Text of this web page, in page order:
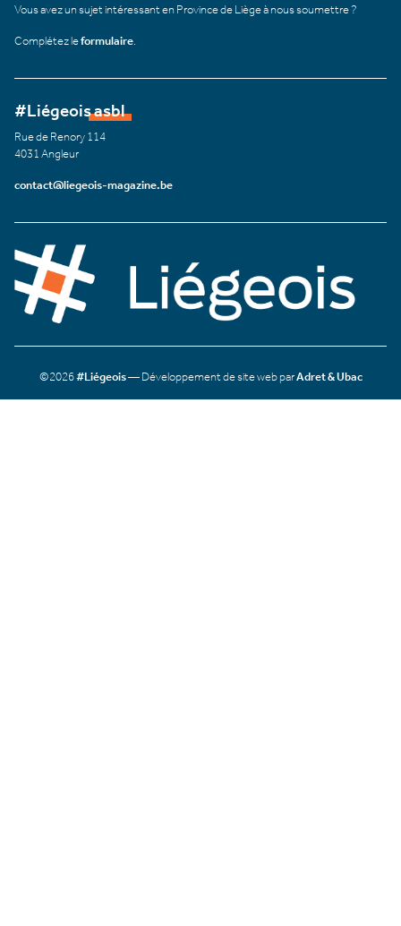
Vous avez un sujet intéressant en Province de Liège à nous soumettre ?
Complétez leformulaire
#Liégeois asbl
Rue de Renory 114
4031 Angleur
contact@liegeois-magazine.be
©2026#Liégeois— Développement de site web parAdret & Ubac